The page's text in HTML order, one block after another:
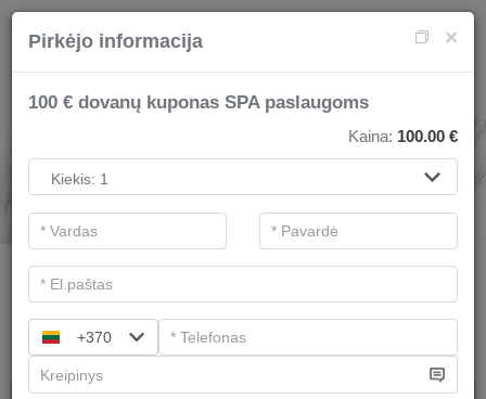
SPA PASLAUGOS
Pagrindiniai filtrai
×
Pirkėjo informacija
100 € dovanų kuponas SPA paslaugoms
Kaina: 100.00 €
+370